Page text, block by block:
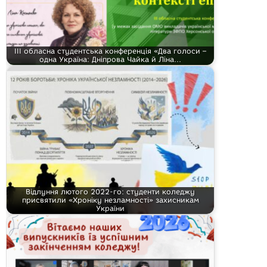
ІІІ обласна студентська конференція «Два голоси –
одна Україна: Дніпрова Чайка й Ліна…
Відлуння лютого 2022-го: студенти коледжу
присвятили «Хроніку незламності» захисникам
України